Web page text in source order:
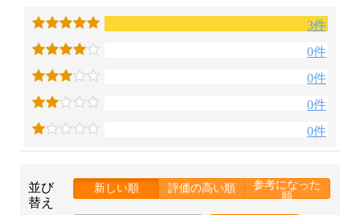
3件
0件
0件
0件
0件
並び
替え
新しい順 評価の高い順
参考になった
順